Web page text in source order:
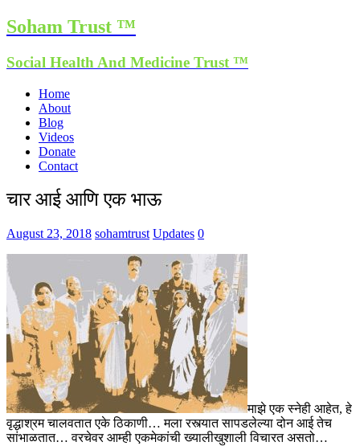
Soham Trust ™
Social Health And Medicine Trust ™
Home
About
Blog
Videos
Donate
Contact
चार आई आणि एक भाऊ
August 23, 2018 sohamtrust Updates 0
माझे एक स्नेही आहेत, हे
वृद्धाश्रम चालवतात एके ठिकाणी… मला रस्त्यात सापडलेल्या दोन आई तेच
सांभाळतात… वरचेवर आम्ही एकमेकांची ख्यालीखुशाली विचारत असतो…